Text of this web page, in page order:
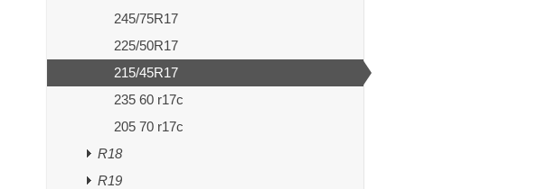
245/75R17
225/50R17
215/45R17
235 60 r17c
205 70 r17c
R18
R19